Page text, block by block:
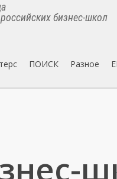
бизнес-школ
ПОИСК Разное